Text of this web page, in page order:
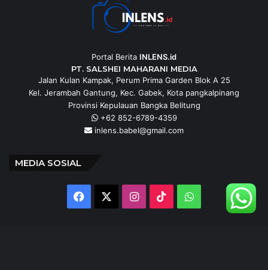
Portal Berita INLENS.id
PT. SALSHEI MAHARANI MEDIA
Jalan Kulan Kampak, Perum Prima Garden Blok A 25
Kel. Jerambah Gantung, Kec. Gabek, Kota pangkalpinang
Provinsi Kepulauan Bangka Belitung
+62 852-6789-4359
inlens.babel@gmail.com
MEDIA SOSIAL
Facebook Instagram
TikTokWhatsApp